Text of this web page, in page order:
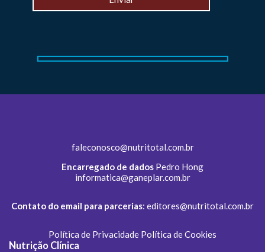
faleconosco@nutritotal.com.br
Encarregado de dados Pedro Hong
informatica@ganeplar.com.br
Contato do email para parcerias: editores@nutritotal.com.br
Política de Privacidade Política de Cookies
Nutrição Clínica